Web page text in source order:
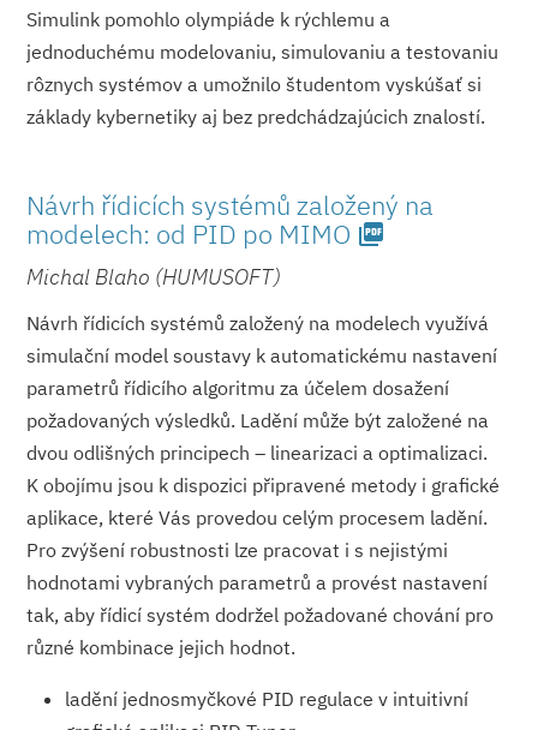
Simulink pomohlo olympiáde k rýchlemu a
jednoduchému modelovaniu, simulovaniu a testovaniu
rôznych systémov a umožnilo študentom vyskúšať si
základy kybernetiky aj bez predchádzajúcich znalostí.
Návrh řídicích systémů založený na
modelech: od PID po MIMO picture_as_pdf
Michal Blaho (HUMUSOFT)
Návrh řídicích systémů založený na modelech využívá
simulační model soustavy k automatickému nastavení
parametrů řídicího algoritmu za účelem dosažení
požadovaných výsledků. Ladění může být založené na
dvou odlišných principech – linearizaci a optimalizaci.
K obojímu jsou k dispozici připravené metody i grafické
aplikace, které Vás provedou celým procesem ladění.
Pro zvýšení robustnosti lze pracovat i s nejistými
hodnotami vybraných parametrů a provést nastavení
tak, aby řídicí systém dodržel požadované chování pro
různé kombinace jejich hodnot.
ladění jednosmyčkové PID regulace v intuitivní